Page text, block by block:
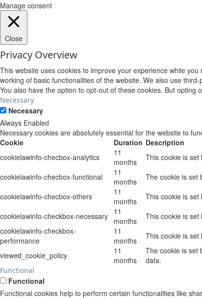
Manage consent
Close
Privacy Overview
This website uses cookies to improve your experience while
working of basic functionalities of the website. We also use
You also have the option to opt-out of these cookies. But
Necessary
Necessary
Always Enabled
Necessary cookies are absolutely essential for the website to
Cookie
Duration Description
cookielawinfo-checbox-analytics
11
months
This cookie is set
cookielawinfo-checbox-functional
11
months
The cookie is set
cookielawinfo-checbox-others
11
months
This cookie is set
cookielawinfo-checkbox-necessary
11
months
This cookie is set
cookielawinfo-checkbox-
performance
11
months
This cookie is
viewed_cookie_policy
11
months
The cookie is set
data.
Functional
Functional
Functional cookies help to perform certain functionalities like